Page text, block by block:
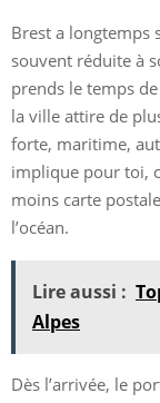
Brest a longtemps
souvent réduite à
prends le temps
la ville attire de
forte, maritime,
implique pour toi,
moins carte
l’océan.
Lire aussi :
Alpes
Dès l’arrivée, le